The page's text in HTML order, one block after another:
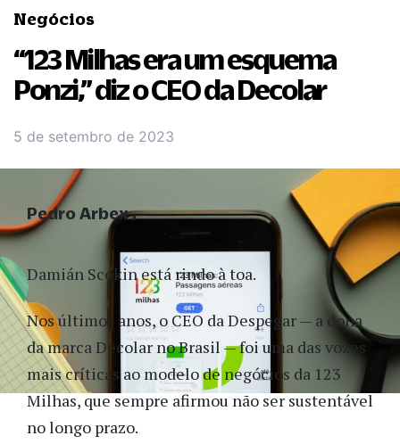
Negócios
“123 Milhas era um esquema
Ponzi,” diz o CEO da Decolar
5 de setembro de 2023
Damián Scokin está rindo à toa.
Nos últimos anos, o CEO da Despegar — a dona
da marca Decolar no Brasil — foi uma das vozes
mais críticas ao modelo de negócios da 123
Milhas, que sempre afirmou não ser sustentável
no longo prazo.
Pedro Arbex